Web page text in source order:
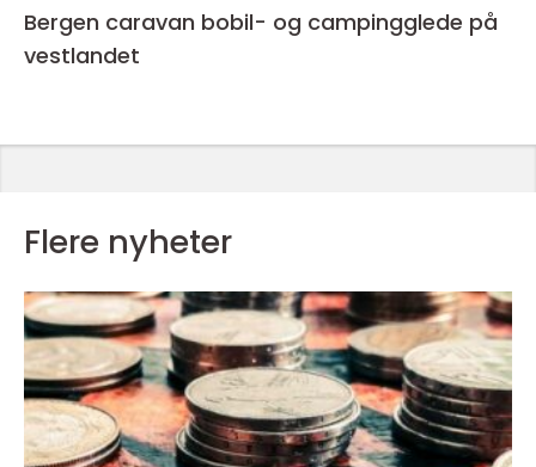
Bergen caravan bobil- og campingglede på
vestlandet
Flere nyheter